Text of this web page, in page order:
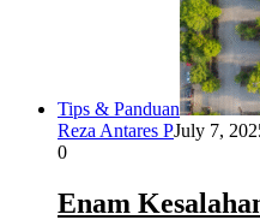
Tips & Panduan
Reza Antares PJuly 7,
0
Enam